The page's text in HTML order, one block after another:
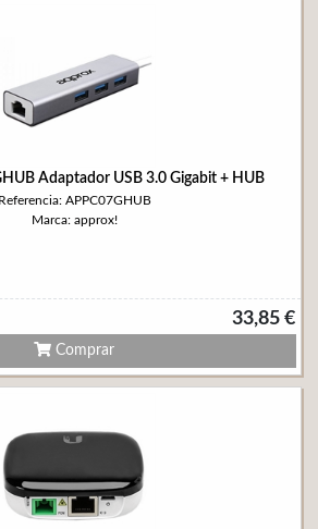
Adaptador USB 3.0 Gigabit + HUB
Referencia: APPC07GHUB
Marca: approx!
33,85 €
Comprar